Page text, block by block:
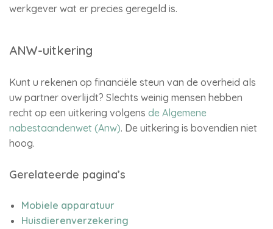
werkgever wat er precies geregeld is.
ANW-uitkering
Kunt u rekenen op financiële steun van de overheid als
uw partner overlijdt? Slechts weinig mensen hebben
recht op een uitkering volgens de Algemene
nabestaandenwet (Anw). De uitkering is bovendien niet
hoog.
Gerelateerde pagina’s
Mobiele apparatuur
Huisdierenverzekering